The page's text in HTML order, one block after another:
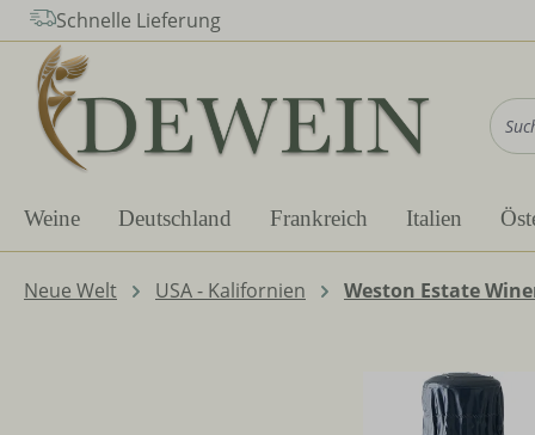
Hauptinhalt springen
Zur Suche springen
Zur Hauptnavigation springen
Schnelle Lieferung
Weine Deutschland Frankreich Italien
Neue Welt USA - Kalifornien Weston Estate